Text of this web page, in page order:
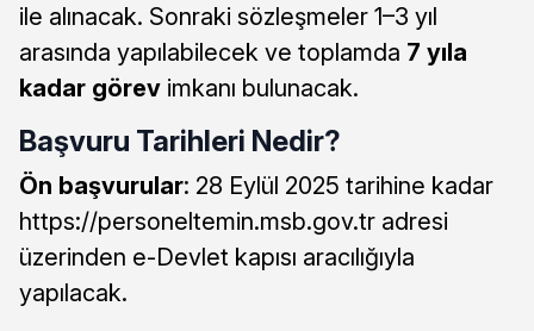
ile alınacak. Sonraki sözleşmeler 1–3 yıl
arasında yapılabilecek ve toplamda 7 yıla
kadar görev imkanı bulunacak.
Başvuru Tarihleri Nedir?
Ön başvurular: 28 Eylül 2025 tarihine kadar
https://personeltemin.msb.gov.tr adresi
üzerinden e-Devlet kapısı aracılığıyla
yapılacak.